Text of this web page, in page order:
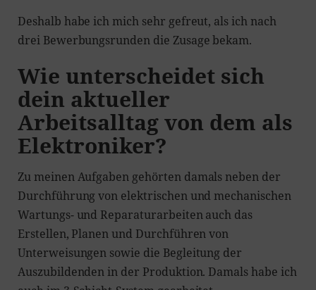
Deshalb habe ich mich sehr gefreut, als ich nach
drei Bewerbungsrunden die Zusage bekam.
Wie unterscheidet sich
dein aktueller
Arbeitsalltag von dem als
Elektroniker?
Zu meinen Aufgaben gehörten damals neben der
Durchführung von elektrischen und mechanischen
Wartungs- und Reparaturarbeiten auch das
Erstellen, Planen und Durchführen von
Unterweisungen sowie die Begleitung der
Auszubildenden in der Produktion. Damals habe ich